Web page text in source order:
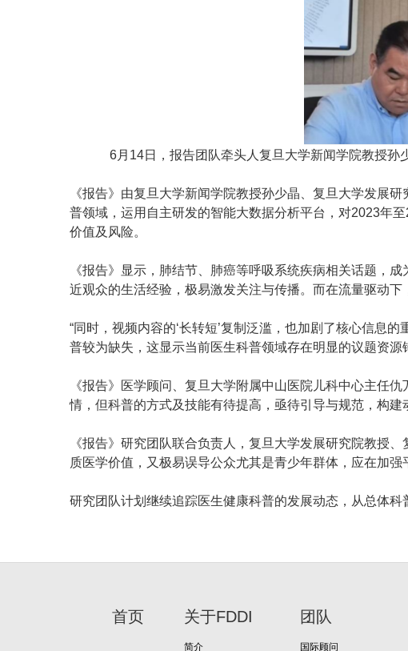
6月14日，报告团队牵头人复旦大学新闻学院教授
《报告》由复旦大学新闻学院教授孙少晶、复旦大学发展
普领域，运用自主研发的智能大数据分析平台，对2023年
价值及风险。
《报告》显示，肺结节、肺癌等呼吸系统疾病相关话题，
近观众的生活经验，极易激发关注与传播。而在流量驱动下
“同时，视频内容的‘长转短’复制泛滥，也加剧了核心信息
普较为缺失，这显示当前医生科普领域存在明显的议题资源
《报告》医学顾问、复旦大学附属中山医院儿科中心主任
情，但科普的方式及技能有待提高，亟待引导与规范，构建
《报告》研究团队联合负责人，复旦大学发展研究院教授
质医学价值，又极易误导公众尤其是青少年群体，应在加
研究团队计划继续追踪医生健康科普的发展动态，从总体
首页 关于FDDI
简介
团队
国际顾问